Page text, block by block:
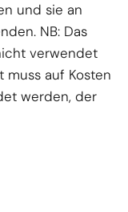
und sie an
NB: Das
verwendet
muss auf Kosten
werden, der